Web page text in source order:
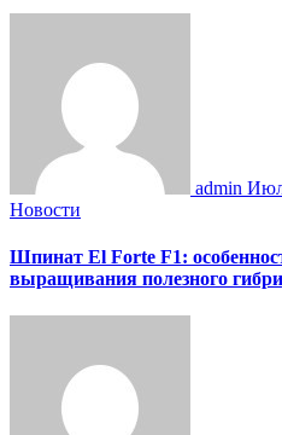
admin
Новости
Шпинат El Forte F1:
выращивания полезного